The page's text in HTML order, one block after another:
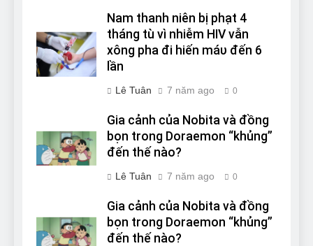
Nam thanh niên bị phạt 4
tháng tù vì nhiễm HIV vẫn
xông pha đi hiến máυ đến 6
lần
Lê Tuân 7 năm ago 0
Gia cảnh của Nobita và đồng
bọn trong Doraemon “khủng”
đến thế nào?
Lê Tuân 7 năm ago 0
Gia cảnh của Nobita và đồng
bọn trong Doraemon “khủng”
đến thế nào?